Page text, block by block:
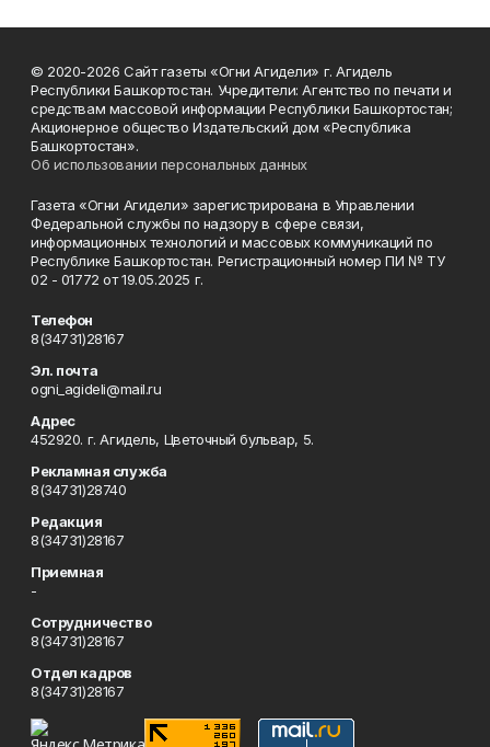
© 2020-2026 Сайт газеты «Огни Агидели» г. Агидель
Республики Башкортостан. Учредители: Агентство по печати и
средствам массовой информации Республики Башкортостан;
Акционерное общество Издательский дом «Республика
Башкортостан».
Об использовании персональных данных
Газета «Огни Агидели» зарегистрирована в Управлении
Федеральной службы по надзору в сфере связи,
информационных технологий и массовых коммуникаций по
Республике Башкортостан. Регистрационный номер ПИ № ТУ
02 - 01772 от 19.05.2025 г.
Телефон
8(34731)28167
Эл. почта
ogni_agideli@mail.ru
Адрес
452920. г. Агидель, Цветочный бульвар, 5.
Рекламная служба
8(34731)28740
Редакция
8(34731)28167
Приемная
-
Сотрудничество
8(34731)28167
Отдел кадров
8(34731)28167